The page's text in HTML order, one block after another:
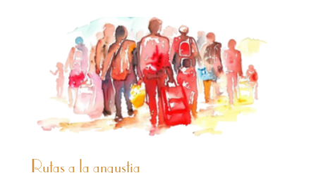
Rutas a la angustia